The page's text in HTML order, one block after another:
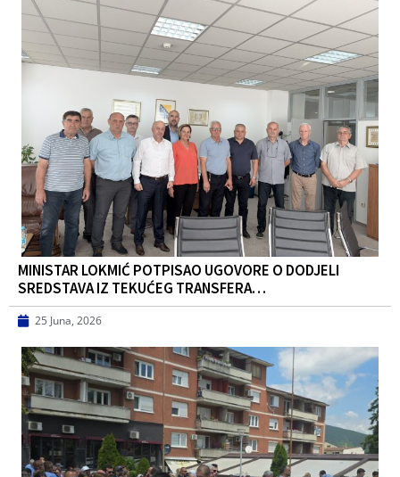
MINISTAR LOKMIĆ POTPISAO UGOVORE O DODJELI
SREDSTAVA IZ TEKUĆEG TRANSFERA…
25 Juna, 2026